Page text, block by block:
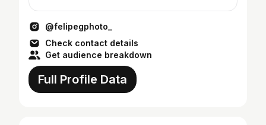
@felipegphoto_
Check contact details
Get audience breakdown
Full Profile Data